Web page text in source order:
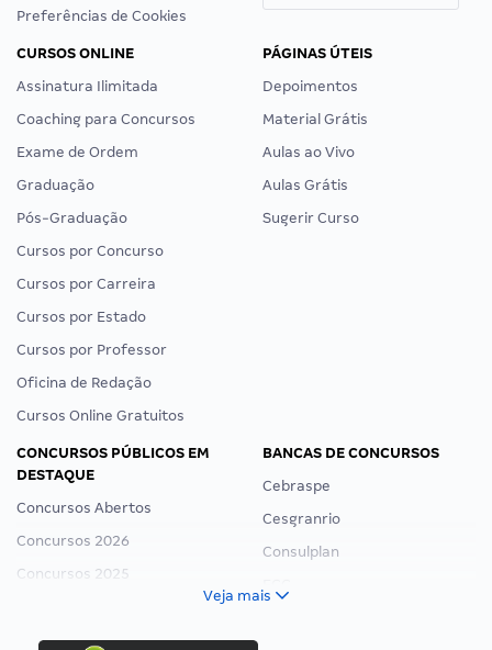
Preferências de Cookies
CURSOS ONLINE
Assinatura Ilimitada
Coaching para Concursos
Exame de Ordem
Graduação
Pós-Graduação
Cursos por Concurso
Cursos por Carreira
Cursos por Estado
Cursos por Professor
Oficina de Redação
Cursos Online Gratuitos
PÁGINAS ÚTEIS
Depoimentos
Material Grátis
Aulas ao Vivo
Aulas Grátis
Sugerir Curso
CONCURSOS PÚBLICOS EM
DESTAQUE
Concursos Abertos
Concursos 2026
Concursos 2025
Concurso Ibama
BANCAS DE CONCURSOS
Cebraspe
Cesgranrio
Consulplan
Veja mais